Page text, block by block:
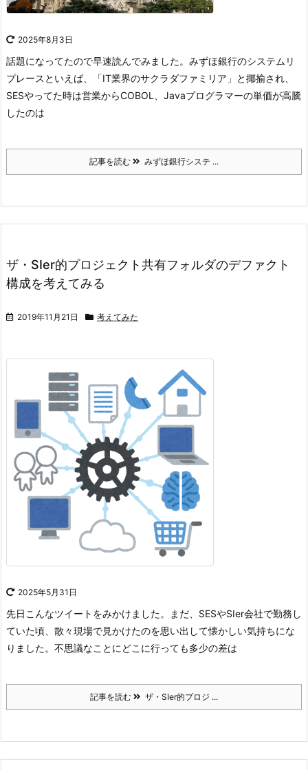
2025年8月3日
話題になってたので早速読んでみました。 みずほ銀行のシステムリ
プレースといえば、「IT業界のサクラダファミリア」と揶揄され、
SESやってた時は営業からCOBOL、Javaプログラマーの単価が高騰
したのは
記事を読む みずほ銀行システ ...
ザ・SIer的プロジェクト共有フォルダのデファクト
構成を考えてみる
2019年11月21日 考えてみた
2025年5月31日
先日こんなツイートをみかけました。
まだ、SESやSIer会社で勤務し
ていた頃、散々現場で見かけたのを思い出して懐かしい気持ちにな
りました。 不思議なことにどこに行っても多少の差は
記事を読む ザ・SIer的プロジ ...